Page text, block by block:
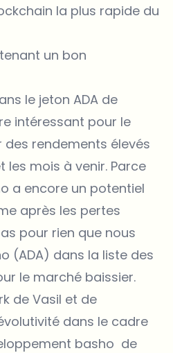
la plus rapide du
un bon
le jeton ADA de
intéressant pour le
rendements élevés
les mois à venir. Parce
a encore un potentiel
après les pertes
pour rien que nous
(ADA) dans la liste des
le marché baissier.
de Vasil et de
dans le cadre
basho de